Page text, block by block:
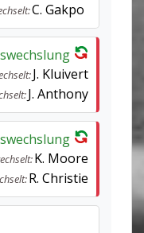
C. Gakpo
J. Kluivert
J. Anthony
K. Moore
R. Christie